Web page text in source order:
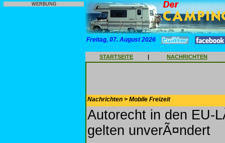
WERBUNG
Freitag, 07. August 2026
STARTSEITE | NACHRICHTEN
Nachrichten > Mobile Freizeit
Autorecht in den EU-
gelten unverÃ¤ndert